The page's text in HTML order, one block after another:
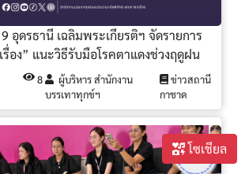
โซเชียล
อุดรธานี เฉลิมพระเกียรติฯ จัดรายการ
รื่อง” แนะวิธีรับมือโรคตาแดงช่วงฤดูฝน
8
ผู้บริหาร สำนักงาน
บรรเทาทุกข์ฯ
ข่าวสถานี
กาชาด